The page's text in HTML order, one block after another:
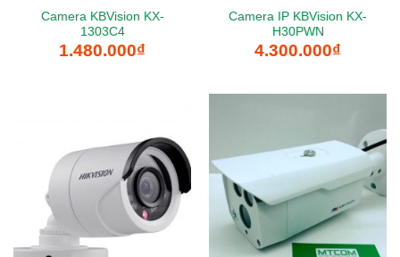
Camera KBVision KX-
1303C4
1.480.000₫
Camera IP KBVision KX-
H30PWN
4.300.000₫